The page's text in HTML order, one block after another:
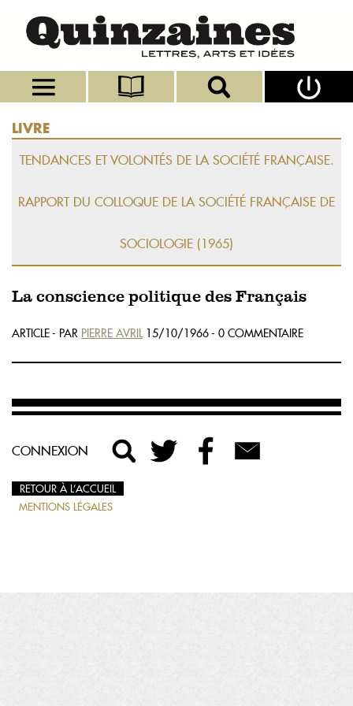
LIVRE
TENDANCES ET VOLONTÉS DE LA SOCIÉTÉ FRANÇAISE.
RAPPORT DU COLLOQUE DE LA SOCIÉTÉ FRANÇAISE DE
SOCIOLOGIE (1965)
La conscience politique des Français
ARTICLE - PAR PIERRE AVRIL15/10/1966 - 0 COMMENTAIRE
CONNEXION
RETOUR À L’ACCUEIL
MENTIONS LÉGALES